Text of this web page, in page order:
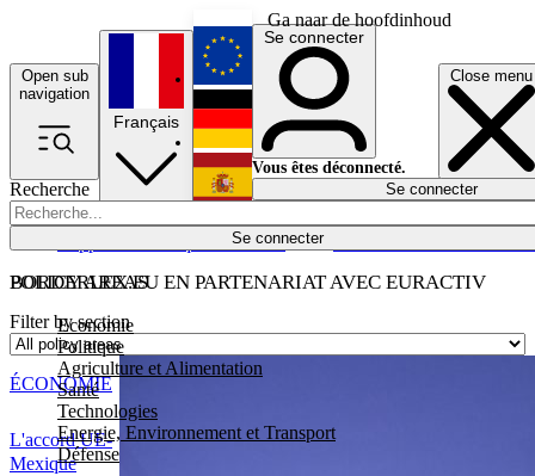
Ga naar de hoofdinhoud
Open sub
navigation
Close menu
Recherche
Se connecter
POLICY AREAS
Economie
Politique
Agriculture et Alimentation
Santé
Technologies
Energie, Environnement et Transport
Défense
Économie
Français
English
Deutsch
Español
Se connecter
Vous êtes déconnecté.
Se connecter
BORDERLEX.EU EN PARTENARIAT AVEC EURACTIV
Filter by section
L'accord UE-
Mexique
ÉCONOMIE